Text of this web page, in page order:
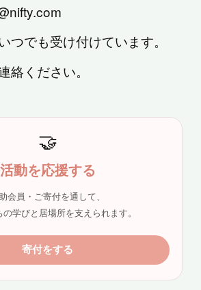
つでも受け付けています。
絡ください。